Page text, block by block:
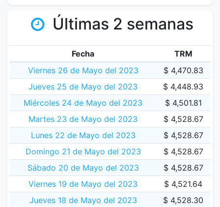
Últimas 2 semanas
Fecha
TRM
Viernes 26 de Mayo del 2023
$ 4,470.83
Jueves 25 de Mayo del 2023
$ 4,448.93
Miércoles 24 de Mayo del 2023
$ 4,501.81
Martes 23 de Mayo del 2023
$ 4,528.67
Lunes 22 de Mayo del 2023
$ 4,528.67
Domingo 21 de Mayo del 2023
$ 4,528.67
Sábado 20 de Mayo del 2023
$ 4,528.67
Viernes 19 de Mayo del 2023
$ 4,521.64
Jueves 18 de Mayo del 2023
$ 4,528.30